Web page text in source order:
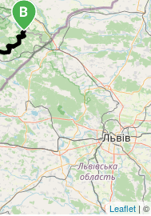
Leaflet | ©